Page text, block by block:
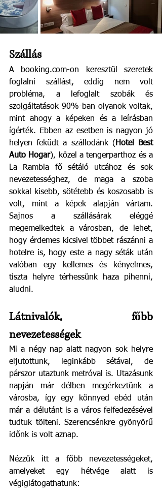
Szállás
A booking.com-on keresztül szeretek
foglalni szállást, eddig nem volt
probléma, a lefoglalt szobák és
szolgáltatások 90%-ban olyanok voltak,
mint ahogy a képeken és a leírásban
ígérték. Ebben az esetben is nagyon jó
helyen feküdt a szállodánk (Hotel Best
Auto Hogar), közel a tengerparthoz és a
La Rambla fő sétáló utcához és sok
nevezetességhez, de maga a szoba
sokkal kisebb, sötétebb és koszosabb is
volt, mint a képek alapján vártam.
Sajnos a szállásárak eléggé
megemelkedtek a városban, de lehet,
hogy érdemes kicsivel többet rászánni a
hotelre is, hogy este a nagy séták után
valóban egy kellemes és kényelmes,
tiszta helyre térhessünk haza pihenni,
aludni.
Látnivalók, főbb
nevezetességek
Mi a négy nap alatt nagyon sok helyre
eljutottunk, leginkább sétával, de
párszor utaztunk metróval is. Utazásunk
napján már délben megérkeztünk a
városba, így egy könnyed ebéd után
már a délutánt is a város felfedezésével
tudtuk tölteni. Szerencsénkre gyönyörű
időnk is volt aznap.
Nézzük itt a főbb nevezetességeket,
amelyeket egy hétvége alatt is
végiglátogathatunk: